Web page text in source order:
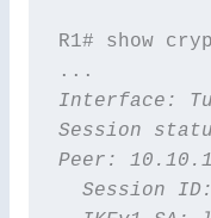
R1# show
Interface:
Session
Peer: